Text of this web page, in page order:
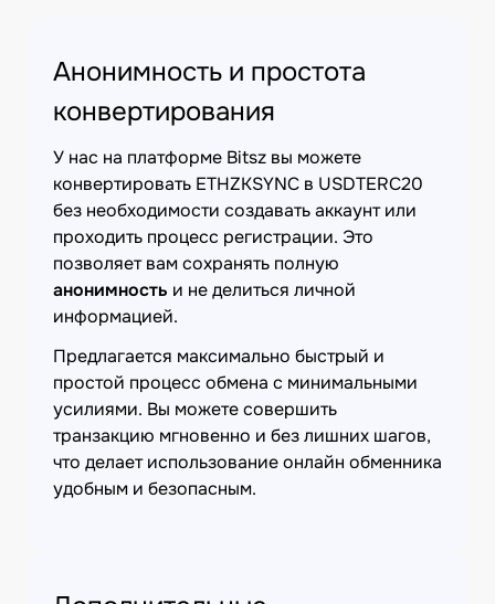
Анонимность и простота
конвертирования
У нас на платформе Bitsz вы можете
конвертировать ETHZKSYNC в USDTERC20
без необходимости создавать аккаунт или
проходить процесс регистрации. Это
позволяет вам сохранять полную
анонимность и не делиться личной
информацией.
Предлагается максимально быстрый и
простой процесс обмена с минимальными
усилиями. Вы можете совершить
транзакцию мгновенно и без лишних шагов,
что делает использование онлайн обменника
удобным и безопасным.